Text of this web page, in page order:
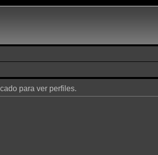
para ver perfiles.